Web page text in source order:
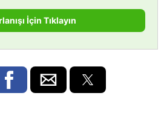
İçin Tıklayın